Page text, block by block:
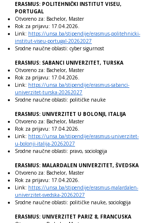
ERASMUS: POLITEHNIČKI INSTITUT VISEU,
PORTUGAL
Otvoreno za: Bachelor, Master
Rok za prijavu: 17.04.2026.
Link: https://unsa.ba/stipendije/erasmus-politehnicki-
institut-viseu-portugal-20262027
Srodne naučne oblasti: cyber sigurnost
ERASMUS: SABANCI UNIVERZITET, TURSKA
Otvoreno za: Bachelor, Master
Rok za prijavu: 17.04.2026.
Link: https://unsa.ba/stipendije/erasmus-sabanci-
univerzitet-turska-20262027
Srodne naučne oblasti: političke nauke
ERASMUS: UNIVERZITET U BOLONJI, ITALIJA
Otvoreno za: Bachelor, Master
Rok za prijavu: 17.04.2026.
Link: https://unsa.ba/stipendije/erasmus-univerzitet-
u-bolonji-italija-20262027
Srodne naučne oblasti: pravo, sociologija
ERASMUS: MALARDALEN UNIVERZITET, ŠVEDSKA
Otvoreno za: Bachelor, Master
Rok za prijavu: 17.04.2026.
Link: https://unsa.ba/stipendije/erasmus-malardalen-
univerzitet-svedska-20262027
Srodne naučne oblasti: političke nauke, sociologija
ERASMUS: UNIVERZITET PARIZ 8, FRANCUSKA